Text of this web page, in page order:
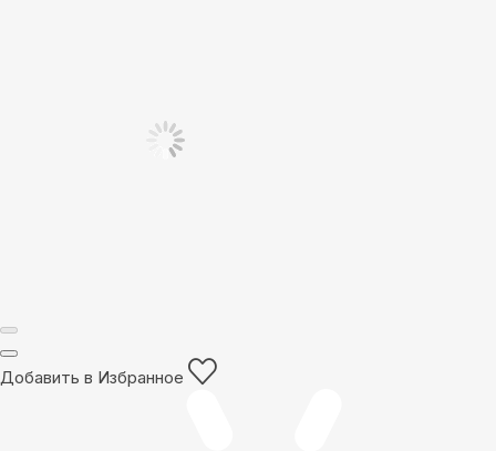
Добавить в Избранное